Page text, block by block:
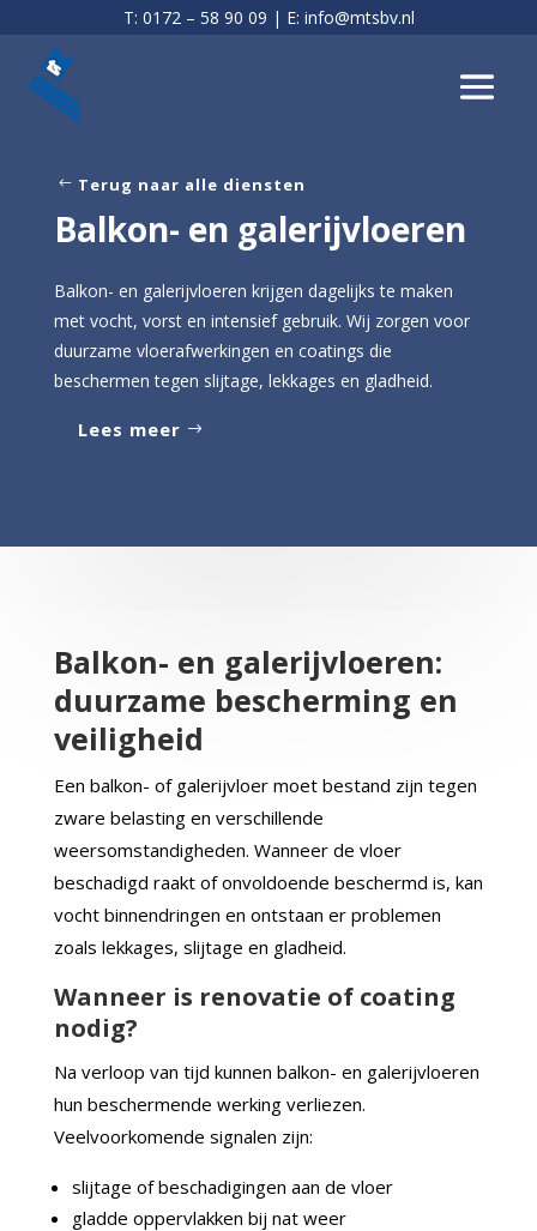
T: 0172 – 58 90 09 | E: info@mtsbv.nl
Terug naar alle diensten
Balkon- en galerijvloeren
Balkon- en galerijvloeren krijgen dagelijks te maken
met vocht, vorst en intensief gebruik. Wij zorgen voor
duurzame vloerafwerkingen en coatings die
beschermen tegen slijtage, lekkages en gladheid.
Lees meer
Balkon- en galerijvloeren:
duurzame bescherming en
veiligheid
Een balkon- of galerijvloer moet bestand zijn tegen
zware belasting en verschillende
weersomstandigheden. Wanneer de vloer
beschadigd raakt of onvoldoende beschermd is, kan
vocht binnendringen en ontstaan er problemen
zoals lekkages, slijtage en gladheid.
Wanneer is renovatie of coating
nodig?
Na verloop van tijd kunnen balkon- en galerijvloeren
hun beschermende werking verliezen.
Veelvoorkomende signalen zijn:
slijtage of beschadigingen aan de vloer
gladde oppervlakken bij nat weer